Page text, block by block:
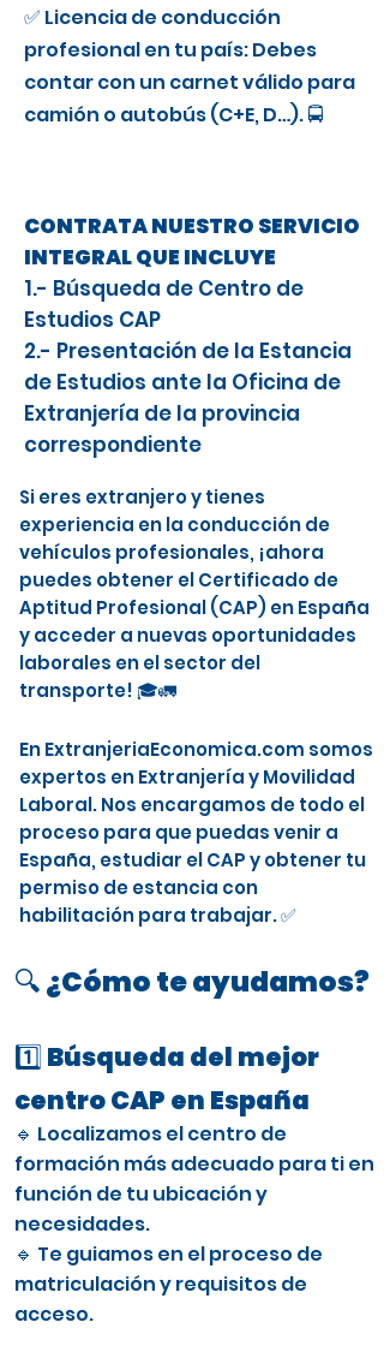
✅ Licencia de conducción
profesional en tu país: Debes
contar con un carnet válido para
camión o autobús (C+E, D…). 🚍
CONTRATA NUESTRO SERVICIO
INTEGRAL QUE INCLUYE
1.- Búsqueda de Centro de
Estudios CAP
2.- Presentación de la Estancia
de Estudios ante la Oficina de
Extranjería de la provincia
correspondiente
Si eres extranjero y tienes
experiencia en la conducción de
vehículos profesionales, ¡ahora
puedes obtener el Certificado de
Aptitud Profesional (CAP) en España
y acceder a nuevas oportunidades
laborales en el sector del
transporte! 🎓🚛
En ExtranjeriaEconomica.com somos
expertos en Extranjería y Movilidad
Laboral. Nos encargamos de todo el
proceso para que puedas venir a
España, estudiar el CAP y obtener tu
permiso de estancia con
habilitación para trabajar. ✅
🔍 ¿Cómo te ayudamos?
1️⃣ Búsqueda del mejor
centro CAP en España
🔹 Localizamos el centro de
formación más adecuado para ti en
función de tu ubicación y
necesidades.
🔹 Te guiamos en el proceso de
matriculación y requisitos de
acceso.